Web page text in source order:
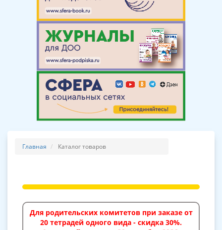
Главная Каталог товаров
Для родительских комитетов при заказе от
20 тетрадей одного вида - скидка 30%.